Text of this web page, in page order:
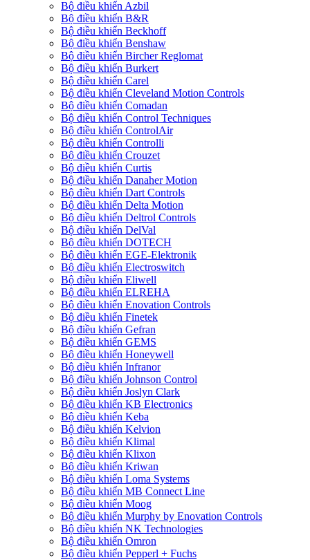
Bộ điều khiển Azbil
Bộ điều khiển B&R
Bộ điều khiển Beckhoff
Bộ điều khiển Benshaw
Bộ điều khiển Bircher Reglomat
Bộ điều khiển Burkert
Bộ điều khiển Carel
Bộ điều khiển Cleveland Motion Controls
Bộ điều khiển Comadan
Bộ điều khiển Control Techniques
Bộ điều khiển ControlAir
Bộ điều khiển Controlli
Bộ điều khiển Crouzet
Bộ điều khiển Curtis
Bộ điều khiển Danaher Motion
Bộ điều khiển Dart Controls
Bộ điều khiển Delta Motion
Bộ điều khiển Deltrol Controls
Bộ điều khiển DelVal
Bộ điều khiển DOTECH
Bộ điều khiển EGE-Elektronik
Bộ điều khiển Electroswitch
Bộ điều khiển Eliwell
Bộ điều khiển ELREHA
Bộ điều khiển Enovation Controls
Bộ điều khiển Finetek
Bộ điều khiển Gefran
Bộ điều khiển GEMS
Bộ điều khiển Honeywell
Bộ điều khiển Infranor
Bộ điều khiển Johnson Control
Bộ điều khiển Joslyn Clark
Bộ điều khiển KB Electronics
Bộ điều khiển Keba
Bộ điều khiển Kelvion
Bộ điều khiển Klimal
Bộ điều khiển Klixon
Bộ điều khiển Kriwan
Bộ điều khiển Loma Systems
Bộ điều khiển MB Connect Line
Bộ điều khiển Moog
Bộ điều khiển Murphy by Enovation Controls
Bộ điều khiển NK Technologies
Bộ điều khiển Omron
Bộ điều khiển Pepperl + Fuchs